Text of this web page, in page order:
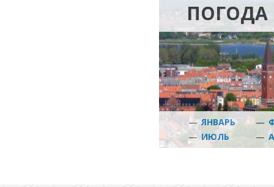
ПОГОДА
—ЯНВАРЬ —
— ИЮЛЬ —